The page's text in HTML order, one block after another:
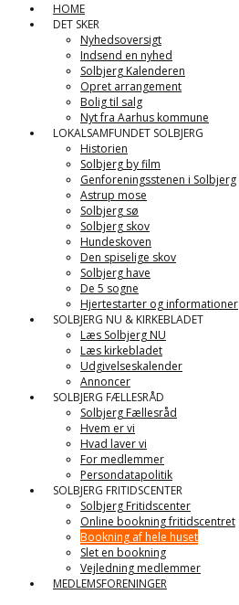
HOME
DET SKER
Nyhedsoversigt
Indsend en nyhed
Solbjerg Kalenderen
Opret arrangement
Bolig til salg
Nyt fra Aarhus kommune
LOKALSAMFUNDET SOLBJERG
Historien
Solbjerg by film
Genforeningsstenen i Solbjerg
Astrup mose
Solbjerg sø
Solbjerg skov
Hundeskoven
Den spiselige skov
Solbjerg have
De 5 sogne
Hjertestarter og informationer
SOLBJERG NU & KIRKEBLADET
Læs Solbjerg NU
Læs kirkebladet
Udgivelseskalender
Annoncer
SOLBJERG FÆLLESRÅD
Solbjerg Fællesråd
Hvem er vi
Hvad laver vi
For medlemmer
Persondatapolitik
SOLBJERG FRITIDSCENTER
Solbjerg Fritidscenter
Online bookning fritidscentret
Bookning af hele huset
Slet en bookning
Vejledning medlemmer
MEDLEMSFORENINGER